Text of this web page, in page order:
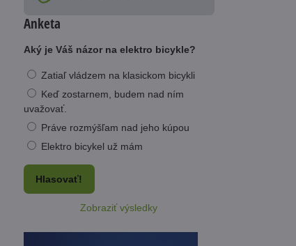
Anketa
Aký je Váš názor na elektro bicykle?
Zatiaľ vládzem na klasickom bicykli
Keď zostarnem, budem nad ním
uvažovať.
Práve rozmýšľam nad jeho kúpou
Elektro bicykel už mám
Hlasovať!
Zobraziť výsledky